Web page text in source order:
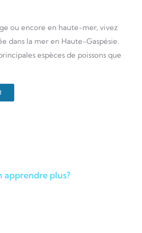
ou encore en haute-mer, vivez
dans la mer en Haute-Gaspésie.
espèces de poissons que
apprendre plus?